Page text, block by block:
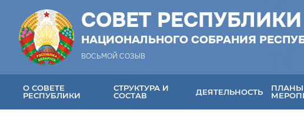
СОВЕТ РЕСПУБЛИКИ
НАЦИОНАЛЬНОГО СОБРАНИЯ
ВОСЬМОЙ СОЗЫВ
О СОВЕТЕ
РЕСПУБЛИКИ
СТРУКТУРА И
СОСТАВ
ДЕЯТЕЛЬНОСТЬ
ПЛАНЫ